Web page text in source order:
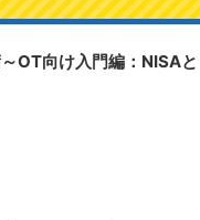
OT向け入門編：NISAと